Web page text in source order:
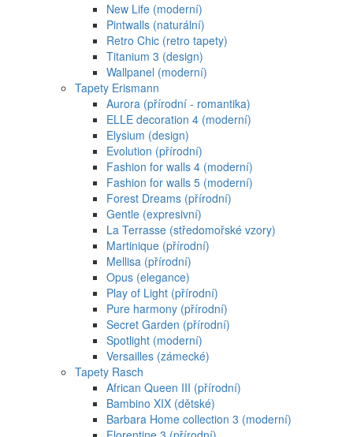
New Life (moderní)
Pintwalls (naturální)
Retro Chic (retro tapety)
Titanium 3 (design)
Wallpanel (moderní)
Tapety Erismann
Aurora (přírodní - romantika)
ELLE decoration 4 (moderní)
Elysium (design)
Evolution (přírodní)
Fashion for walls 4 (moderní)
Fashion for walls 5 (moderní)
Forest Dreams (přírodní)
Gentle (expresivní)
La Terrasse (středomořské vzory)
Martinique (přírodní)
Mellisa (přírodní)
Opus (elegance)
Play of Light (přírodní)
Pure harmony (přírodní)
Secret Garden (přírodní)
Spotlight (moderní)
Versailles (zámecké)
Tapety Rasch
African Queen III (přírodní)
Bambino XIX (dětské)
Barbara Home collection 3 (moderní)